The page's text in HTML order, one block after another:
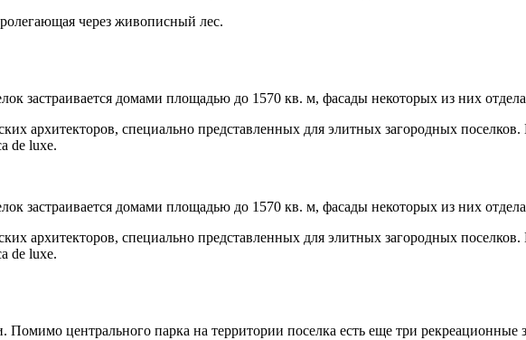
через живописный лес.
застраивается домами площадью до 1570 кв. м, фасады некоторых из них
архитекторов, специально представленных для элитных загородных поселков.
de luxe.
застраивается домами площадью до 1570 кв. м, фасады некоторых из них
архитекторов, специально представленных для элитных загородных поселков.
de luxe.
Помимо центрального парка на территории поселка есть еще три